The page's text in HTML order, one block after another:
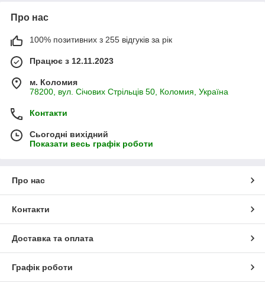
Про нас
100% позитивних з 255 відгуків за рік
Працює з 12.11.2023
м. Коломия
78200, вул. Січових Стрільців 50, Коломия, Україна
Контакти
Сьогодні вихідний
Показати весь графік роботи
Про нас
Контакти
Доставка та оплата
Графік роботи